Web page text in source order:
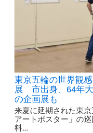
東京五輪の世界観
展 市出身、64年
の企画展も
来夏に延期された東
アートポスター」の
料...